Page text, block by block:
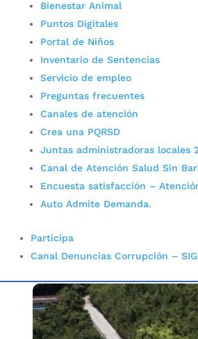
Bienestar Animal
Puntos Digitales
Portal de Niños
Inventario de Sentencias
Servicio de empleo
Preguntas frecuentes
Canales de atención
Crea una PQRSD
Juntas administradoras locales
Canal de Atención Salud Sin
Encuesta satisfacción –
Auto Admite Demanda.
Participa
Canal Denuncias Corrupción –
Inicio 5 Etiqueta: